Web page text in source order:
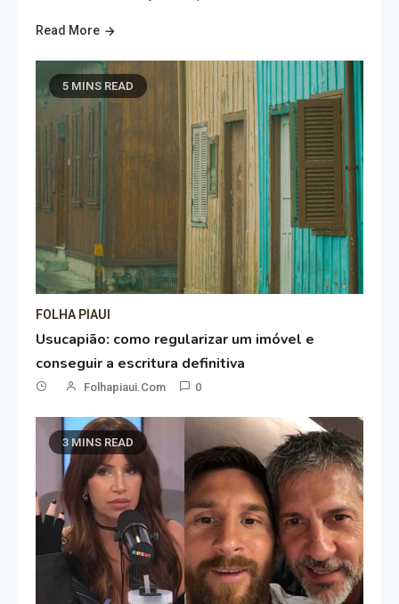
Read More
5 MINS READ
FOLHA PIAUI
Usucapião: como regularizar um imóvel e
conseguir a escritura definitiva
Folhapiaui.com 0
3 MINS READ